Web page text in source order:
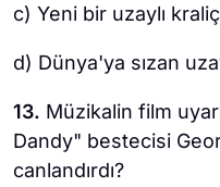
c) Yeni bir uzaylı
d) Dünya'ya sızan
13. Müzikalin film
Dandy" bestecisi
canlandırdı?